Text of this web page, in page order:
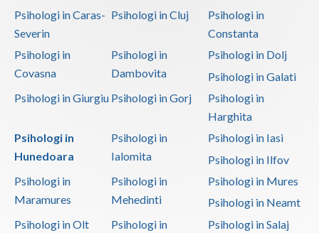
Psihologi in Caras-
Severin
Psihologi in Cluj
Psihologi in
Constanta
Psihologi in
Covasna
Psihologi in
Dambovita
Psihologi in Dolj
Psihologi in Galati
Psihologi in Giurgiu Psihologi in Gorj
Psihologi in
Harghita
Psihologi in
Hunedoara
Psihologi in
Ialomita
Psihologi in Iasi
Psihologi in Ilfov
Psihologi in
Maramures
Psihologi in
Mehedinti
Psihologi in Mures
Psihologi in Neamt
Psihologi in Olt
Psihologi in Psihologi in Salaj